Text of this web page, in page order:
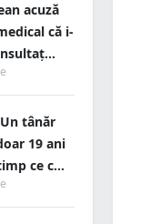
acuză
că i-
Un tânăr
19 ani
ce c...